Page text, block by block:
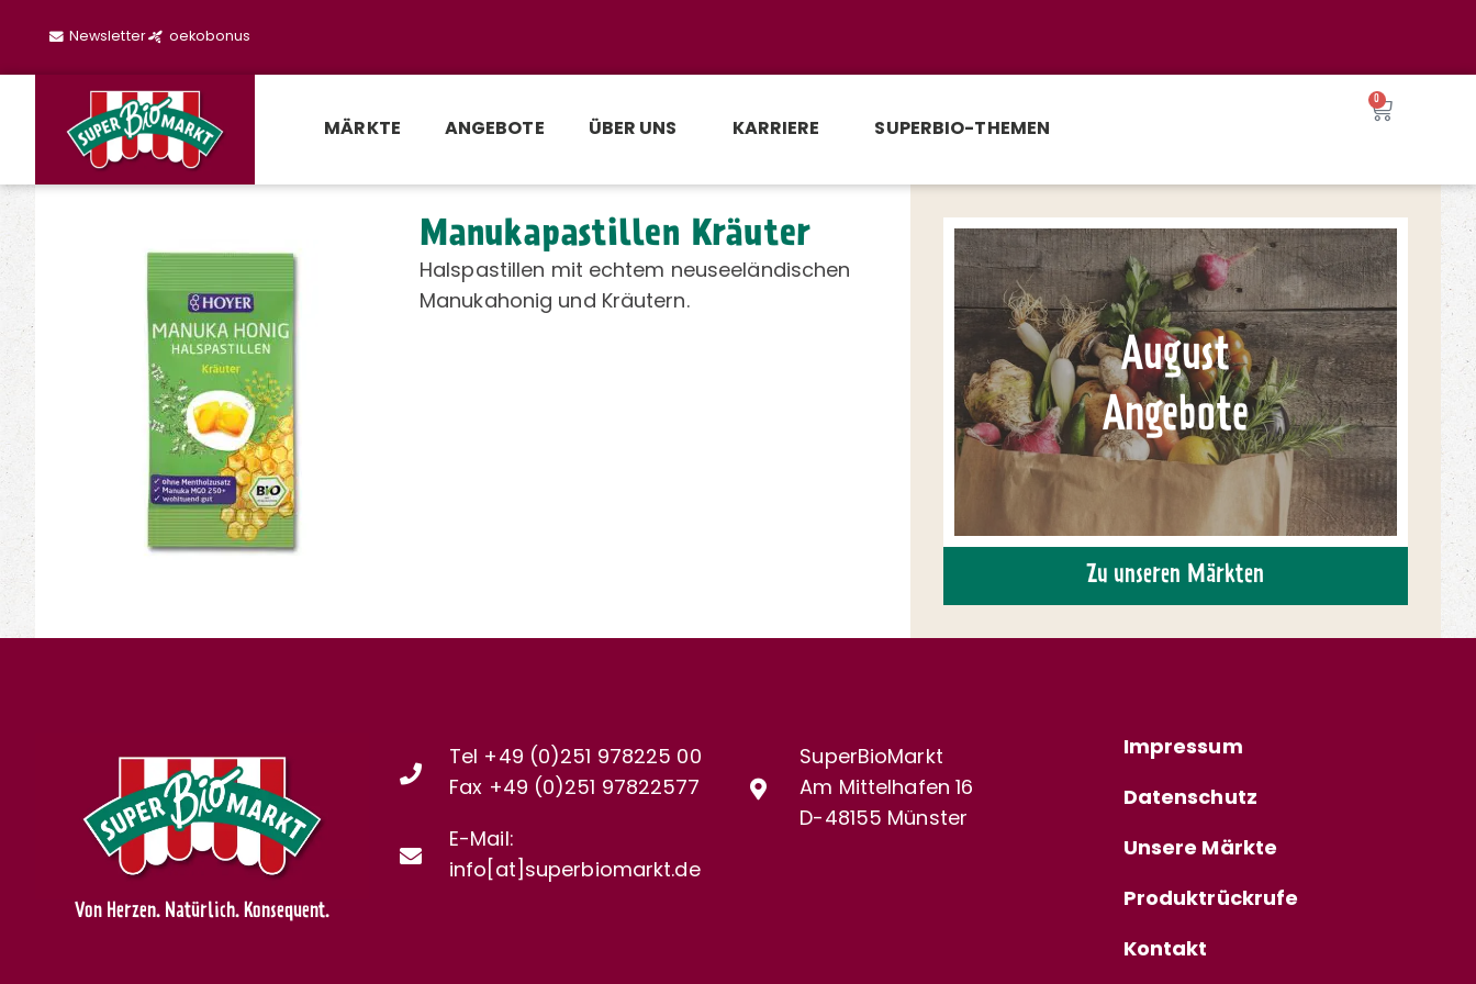
Newsletter oekobonus
MÄRKTE ANGEBOTE ÜBER UNS KARRIERE SUPERBIO-THEMEN
0
Manukapastillen Kräuter
Halspastillen mit echtem neuseeländischen
Manukahonig und Kräutern.
August
Angebote
Zu unseren Märkten
Von Herzen. Natürlich. Konsequent.
Tel +49 (0)251 978225 00
Fax +49 (0)251 97822577
E-Mail:
info[at]superbiomarkt.de
SuperBioMarkt
Am Mittelhafen 16
D-48155 Münster
Impressum
Datenschutz
Unsere Märkte
Produktrückrufe
Kontakt